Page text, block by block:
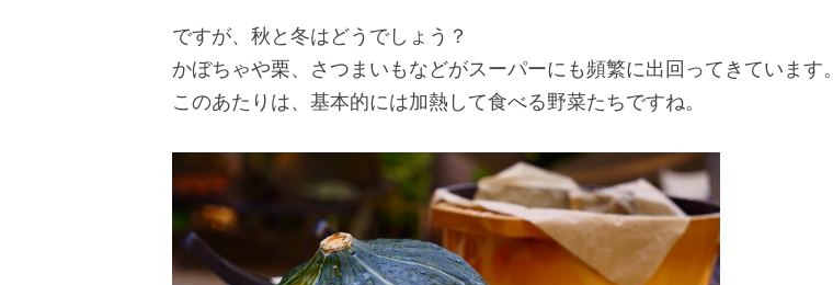
ですが、秋と冬はどうでしょう？
かぼちゃや栗、さつまいもなどがスーパーにも頻繁に出回ってきています。
このあたりは、基本的には加熱して食べる野菜たちですね。